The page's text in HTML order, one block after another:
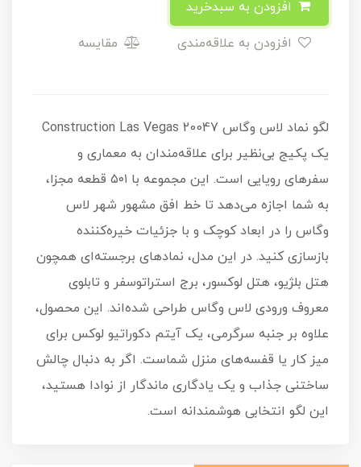
مقایسه
لگو نماد لاس وگاس Construction Las Vegas 20047
یک پکیج بی‌نظیر برای علاقه‌مندان به معماری و
سفرهای رویایی است. این مجموعه با ۵۰۱ قطعه مجزا،
به شما اجازه می‌دهد تا خط افق مشهور شهر لاس
وگاس را در ابعاد کوچک و با جزئیات خیره‌کننده
بازسازی کنید. در این مدل، نمادهای برجسته‌ای همچون
هتل بلژیو، هتل لوکسور، برج استراتوسفر و تابلوی
معروف ورودی لاس وگاس طراحی شده‌اند. این محصول،
علاوه بر جنبه سرگرمی، یک آیتم دکوراتیو لوکس برای
میز کار یا قفسه‌های منزل شماست. اگر به دنبال چالش
ساختنی جذاب و یک یادگاری ماندگار از نوادا هستید،
این لگو انتخابی هوشمندانه است.